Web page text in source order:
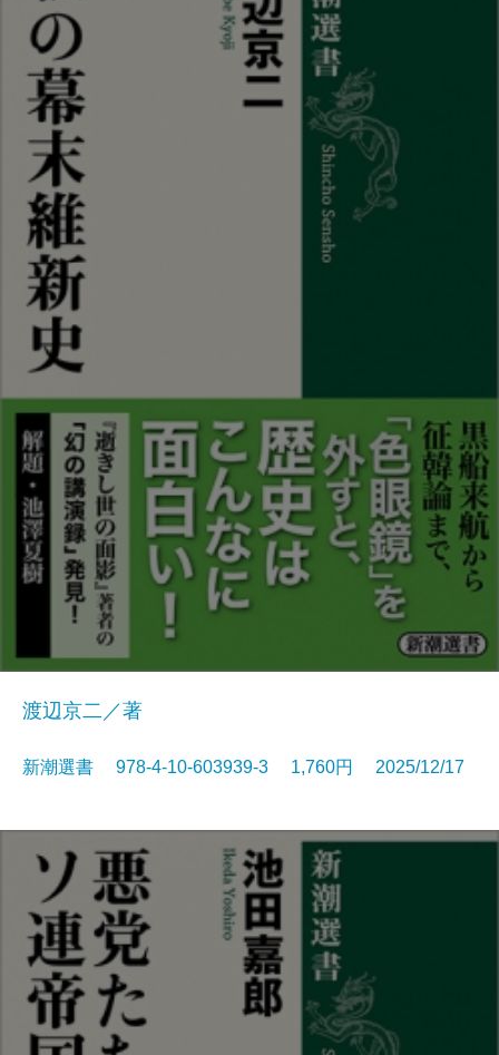
渡辺京二／著
新潮選書 978-4-10-603939-3 1,760円 2025/12/17